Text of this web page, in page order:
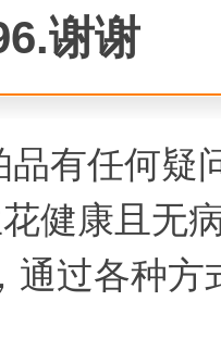
谢谢
品有任何疑
健康且无
通过各种